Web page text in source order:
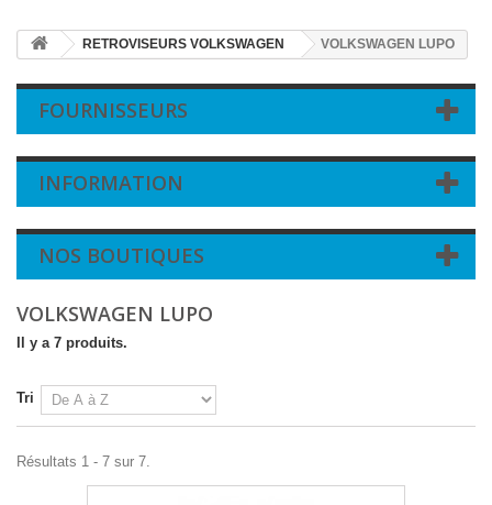
RETROVISEURS VOLKSWAGEN VOLKSWAGEN LUPO
FOURNISSEURS
INFORMATION
NOS BOUTIQUES
VOLKSWAGEN LUPO
Il y a 7 produits.
Tri
Résultats 1 - 7 sur 7.